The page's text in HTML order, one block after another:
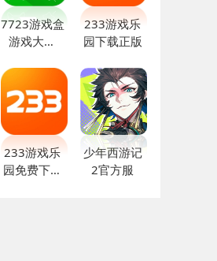
7723游戏盒
游戏大全
233游戏乐
园下载正版
233游戏乐
园免费下载
少年西游记
2官方服